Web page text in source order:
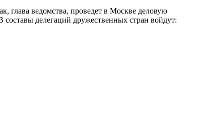
глава ведомства, проведет в Москве деловую
делегаций дружественных стран войдут: